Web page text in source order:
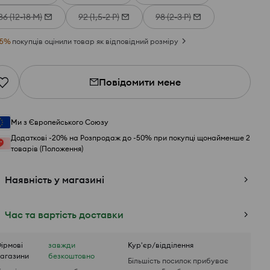
(12-18 М) 92 (1,5-2 Р) 98 (2-3 Р)
% покупців оцінили товар як відповідний розміру
Повідомити мене
Ми з Європейського Союзу
Додаткові -20% на Розпродаж до -50% при покупці щонайменше 2
товарів (Положення)
Наявність у магазині
Час та вартість доставки
завжди
безкоштовно
Кур'єр/відділення
Більшість посилок прибуває